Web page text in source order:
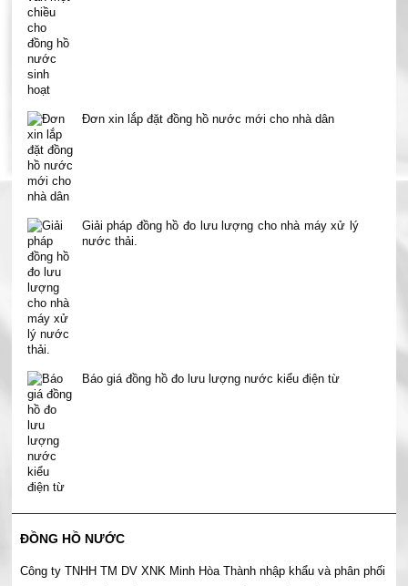
Đơn xin lắp đặt đồng hồ nước mới cho nhà dân
Giải pháp đồng hồ đo lưu lượng cho nhà máy xử lý
nước thải.
Báo giá đồng hồ đo lưu lượng nước kiểu điện từ
ĐỒNG HỒ NƯỚC
Công ty TNHH TM DV XNK Minh Hòa Thành nhập khẩu và phân phối